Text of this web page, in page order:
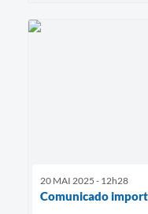
20 MAI 2025 - 12h28
Comunicado